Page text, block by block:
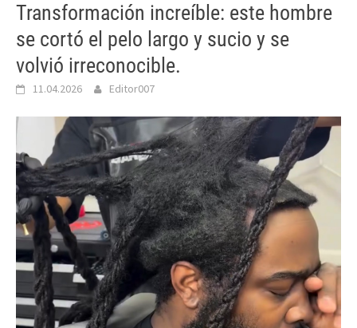
Transformación increíble: este hombre
se cortó el pelo largo y sucio y se
volvió irreconocible.
11.04.2026 Editor007